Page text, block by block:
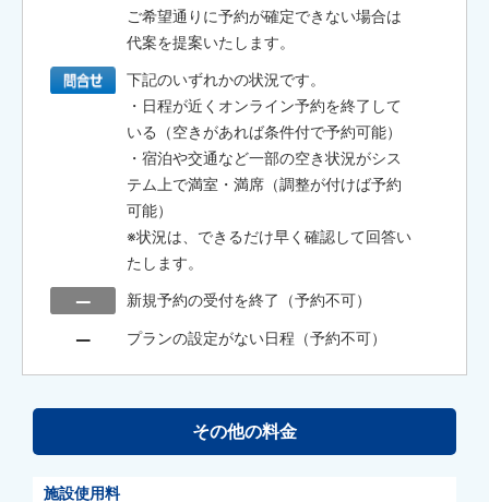
ご希望通りに予約が確定できない場合は
代案を提案いたします。
下記のいずれかの状況です。
・日程が近くオンライン予約を終了して
いる（空きがあれば条件付で予約可能）
・宿泊や交通など一部の空き状況がシス
テム上で満室・満席（調整が付けば予約
可能）
※状況は、できるだけ早く確認して回答い
たします。
新規予約の受付を終了（予約不可）
プランの設定がない日程（予約不可）
その他の料金
施設使用料